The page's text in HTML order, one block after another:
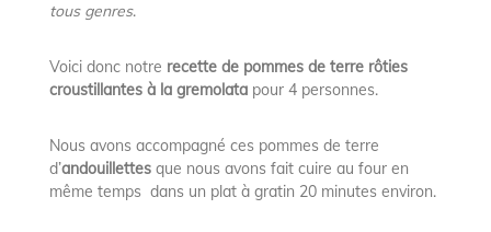
tous genres.
Voici donc notre recette de pommes de terre rôties
croustillantes à la gremolatapour 4 personnes.
Nous avons accompagné ces pommes de terre
d’andouillettesque nous avons fait cuire au four en
même temps dans un plat à gratin 20 minutes environ.